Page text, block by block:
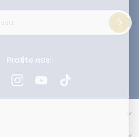
Pratite nas: